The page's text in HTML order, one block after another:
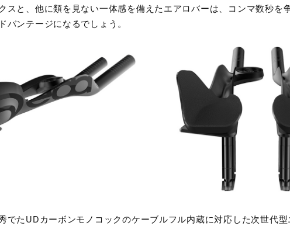
スと、他に類を見ない一体感を備えたエアロバーは、コンマ数秒を
バンテージになるでしょう。
でたUDカーボンモノコックのケーブルフル内蔵に対応した次世代型